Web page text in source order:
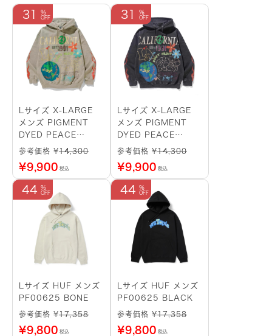
31
Lサイズ X-LARGE
メンズ PIGMENT
DYED PEACE
HOODED
101233012015
BEIGE
参考価格 ¥14,300
¥9,900 税込
31
Lサイズ X-LARGE
メンズ PIGMENT
DYED PEACE
HOODED
101233012015
BLACK
参考価格 ¥14,300
¥9,900 税込
44
Lサイズ HUF メンズ
PF00625 BONE
参考価格 ¥17,358
¥9,800 税込
44
Lサイズ HUF メンズ
PF00625 BLACK
参考価格 ¥17,358
¥9,800 税込